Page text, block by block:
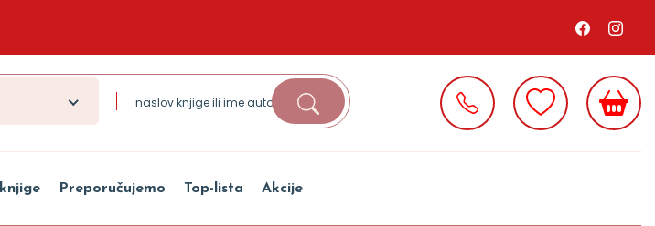
Preporučujemo Top-lista Akcije